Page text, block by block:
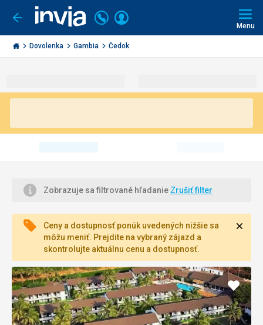
Ísť
späť
Invia.sk
Volajte
+421
2
3221
Prihlásiť
Menu
Dovolenka Gambia Čedok
Zobrazuje sa filtrované hľadanie Zrušiť filter
Ceny a dostupnosť ponúk uvedených nižšie sa
môžu meniť. Prejdite na vybraný zájazd a
skontrolujte aktuálnu cenu a dostupnosť.
Pridať
do